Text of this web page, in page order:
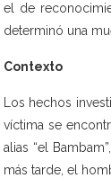
el de
determinó una
Contexto
Los hechos
víctima se
alias “el
más tarde, el